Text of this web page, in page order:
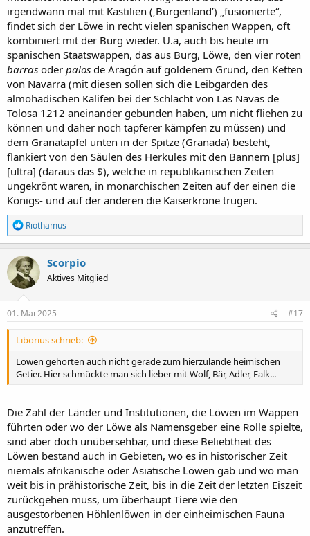
irgendwann mal mit Kastilien (‚Burgenland’) „fusionierte“,
findet sich der Löwe in recht vielen spanischen Wappen, oft
kombiniert mit der Burg wieder. U.a, auch bis heute im
spanischen Staatswappen, das aus Burg, Löwe, den vier roten
barras oder palos de Aragón auf goldenem Grund, den Ketten
von Navarra (mit diesen sollen sich die Leibgarden des
almohadischen Kalifen bei der Schlacht von Las Navas de
Tolosa 1212 aneinander gebunden haben, um nicht fliehen zu
können und daher noch tapferer kämpfen zu müssen) und
dem Granatapfel unten in der Spitze (Granada) besteht,
flankiert von den Säulen des Herkules mit den Bannern [plus]
[ultra] (daraus das $), welche in republikanischen Zeiten
ungekrönt waren, in monarchischen Zeiten auf der einen die
Königs- und auf der anderen die Kaiserkrone trugen.
R
e
a
k
t
i
o
n
e
Riothamus
Scorpio
Aktives Mitglied
01. Mai 2025 #17
Liborius schrieb:
Löwen gehörten auch nicht gerade zum hierzulande heimischen
Getier. Hier schmückte man sich lieber mit Wolf, Bär, Adler, Falk...
Die Zahl der Länder und Institutionen, die Löwen im Wappen
führten oder wo der Löwe als Namensgeber eine Rolle spielte,
sind aber doch unübersehbar, und diese Beliebtheit des
Löwen bestand auch in Gebieten, wo es in historischer Zeit
niemals afrikanische oder Asiatische Löwen gab und wo man
weit bis in prähistorische Zeit, bis in die Zeit der letzten Eiszeit
zurückgehen muss, um überhaupt Tiere wie den
ausgestorbenen Höhlenlöwen in der einheimischen Fauna
anzutreffen.